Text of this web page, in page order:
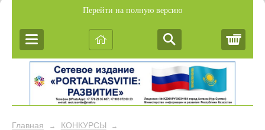
Перейти на полную версию
Главная → КОНКУРСЫ →